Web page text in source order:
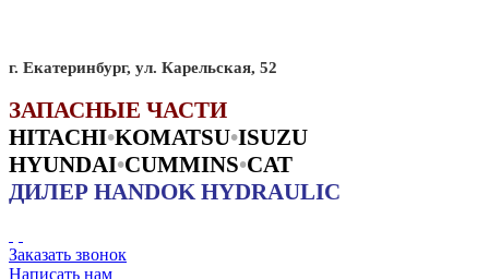
г. Екатеринбург, ул. Карельская, 52
ЗАПАСНЫЕ ЧАСТИ
HITACHI•KOMATSU•ISUZU
HYUNDAI•CUMMINS•CAT
ДИЛЕР HANDOK HYDRAULIC
Заказать звонок
Написать нам